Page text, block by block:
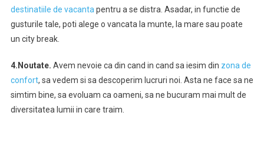
destinatiile de vacanta pentru a se distra. Asadar, in functie de
gusturile tale, poti alege o vancata la munte, la mare sau poate
un city break.
4.Noutate. Avem nevoie ca din cand in cand sa iesim din zona de
confort, sa vedem si sa descoperim lucruri noi. Asta ne face sa ne
simtim bine, sa evoluam ca oameni, sa ne bucuram mai mult de
diversitatea lumii in care traim.